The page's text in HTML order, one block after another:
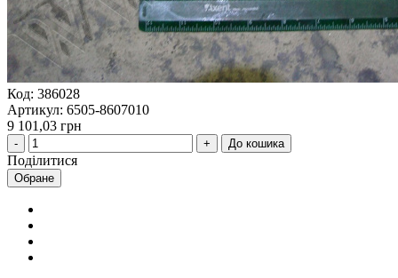
Код: 386028
Артикул: 6505-8607010
9 101,03 грн
До кошика
Поділитися
Обране